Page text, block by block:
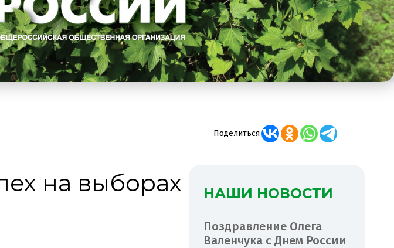
на выборах
Поделиться
НАШИ НОВОСТИ
Поздравление Олега
Валенчука с Днем России